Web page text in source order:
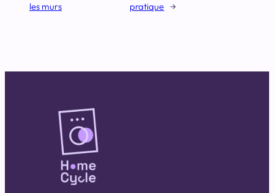
les murs
pratique →